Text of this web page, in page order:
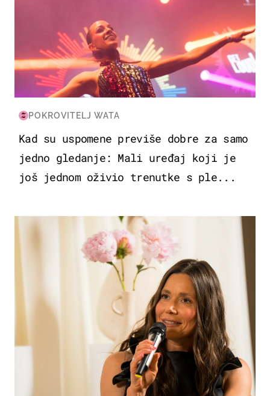
POKROVITELJ WATA
Kad su uspomene previše dobre za samo
jedno gledanje: Mali uređaj koji je
još jednom oživio trenutke s ple...
MODA & LJEPOTA